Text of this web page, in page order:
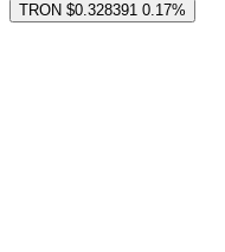
TRON $0.328391 0.17%